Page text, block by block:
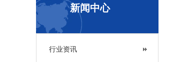
新闻中心
行业资讯